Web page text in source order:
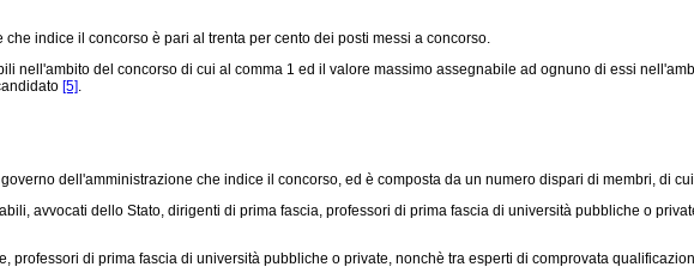
indice il concorso è pari al trenta per cento dei posti messi a concorso.
del concorso di cui al comma 1 ed il valore massimo assegnabile ad ognuno di essi
[5].
dell'amministrazione che indice il concorso, ed è composta da un numero dispari di membri, di
avvocati dello Stato, dirigenti di prima fascia, professori di prima fascia di università pubbliche o
di prima fascia di università pubbliche o private, nonchè tra esperti di comprovata